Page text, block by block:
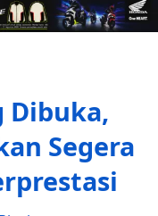
Dibuka,
Segera